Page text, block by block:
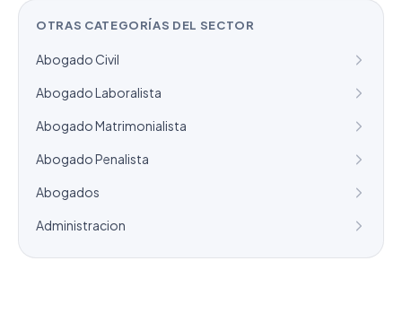
OTRAS CATEGORÍAS DEL SECTOR
Abogado Civil
Abogado Laboralista
Abogado Matrimonialista
Abogado Penalista
Abogados
Administracion